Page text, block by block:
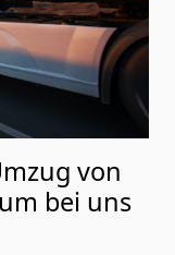
von
bei uns